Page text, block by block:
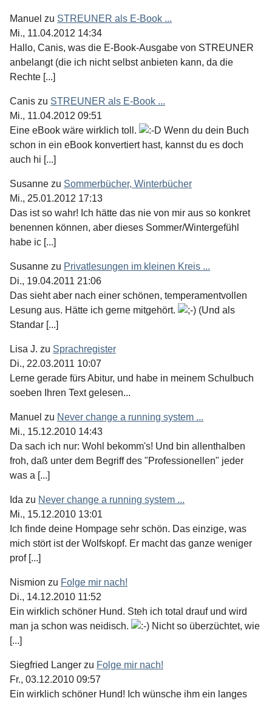
Manuel zu STREUNER als E-Book ...
Mi., 11.04.2012 14:34
Hallo, Canis, was die E-Book-Ausgabe von STREUNER
anbelangt (die ich nicht selbst anbieten kann, da die
Rechte [...]
Canis zu STREUNER als E-Book ...
Mi., 11.04.2012 09:51
Eine eBook wäre wirklich toll.
Wenn du dein Buch
schon in ein eBook konvertiert hast, kannst du es doch
auch hi [...]
Susanne zu Sommerbücher, Winterbücher
Mi., 25.01.2012 17:13
Das ist so wahr! Ich hätte das nie von mir aus so konkret
benennen können, aber dieses Sommer/Wintergefühl
habe ic [...]
Susanne zu Privatlesungen im kleinen Kreis ...
Di., 19.04.2011 21:06
Das sieht aber nach einer schönen, temperamentvollen
Lesung aus. Hätte ich gerne mitgehört.
(Und als
Standar [...]
Lisa J. zu Sprachregister
Di., 22.03.2011 10:07
Lerne gerade fürs Abitur, und habe in meinem Schulbuch
soeben Ihren Text gelesen...
Manuel zu Never change a running system ...
Mi., 15.12.2010 14:43
Da sach ich nur: Wohl bekomm's! Und bin allenthalben
froh, daß unter dem Begriff des "Professionellen" jeder
was a [...]
Ida zu Never change a running system ...
Mi., 15.12.2010 13:01
Ich finde deine Hompage sehr schön. Das einzige, was
mich stört ist der Wolfskopf. Er macht das ganze weniger
prof [...]
Nismion zu Folge mir nach!
Di., 14.12.2010 11:52
Ein wirklich schöner Hund. Steh ich total drauf und wird
man ja schon was neidisch.
Nicht so überzüchtet, wie
[...]
Siegfried Langer zu Folge mir nach!
Fr., 03.12.2010 09:57
Ein wirklich schöner Hund! Ich wünsche ihm ein langes